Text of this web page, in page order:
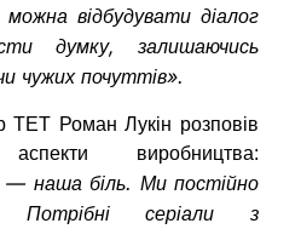
відбудувати діалог
думку, залишаючись
чужих почуттів».
ТЕТ Роман Лукін розповів
виробництва:
— наша біль. Ми постійно
Потрібні серіали з